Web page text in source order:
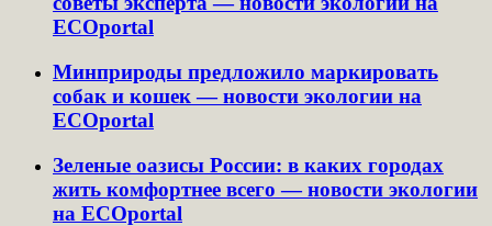
ECOportal
Минприроды предложило маркировать
собак и кошек — новости экологии на
ECOportal
Зеленые оазисы России: в каких городах
жить комфортнее всего — новости экологии
на ECOportal